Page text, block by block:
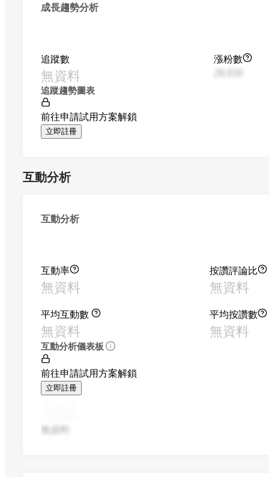
成長趨勢分析
追蹤數
無資料
漲粉數
追蹤趨勢圖表
前往申請試用方案解鎖
立即註冊
互動分析
互動分析
互動率
無資料
按讚評論比
無資料
平均互動數
無資料
平均按讚數
無資料
互動分析儀表板
前往申請試用方案解鎖
立即註冊
無資料